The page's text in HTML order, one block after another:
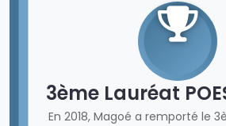
3ème Lauréat
En 2018, Magoé a remporté le